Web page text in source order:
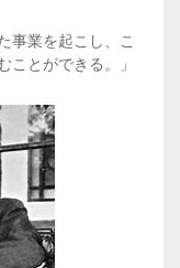
事業を起こし、こ
ことができる。」